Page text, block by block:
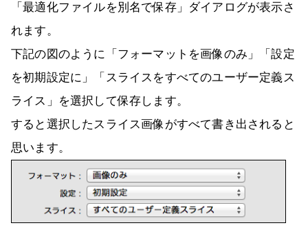
「最適化ファイルを別名で保存」ダイアログが表示さ
れます。
下記の図のように「フォーマットを画像のみ」「設定
を初期設定に」「スライスをすべてのユーザー定義ス
ライス」を選択して保存します。
すると選択したスライス画像がすべて書き出されると
思います。